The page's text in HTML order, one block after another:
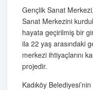
Gençlik Sanat
Sanat Merkezini
hayata geçirilmiş bir
ila 22 yaş arasındaki
merkezi ihtiyaçlarını
projedir.
Kadıköy